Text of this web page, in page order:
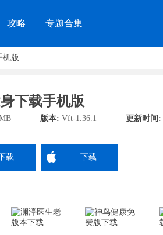
攻略 专题合集
机版
下载手机版
版本: Vft-1.36.1 更新时间:
载 下载